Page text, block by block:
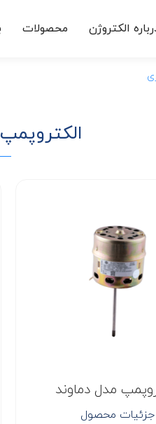
الکتروژن محصولات
مدل دماوند
جزئیات محصول